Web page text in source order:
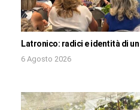
Latronico: radici e identità di
6 Agosto 2026